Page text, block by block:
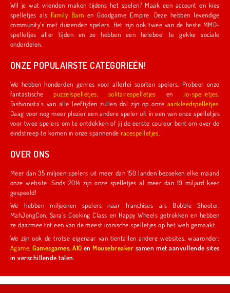
Wil je wat vrienden maken tijdens het spelen? Maak een account en kies
spelletjes als
Family Barn en Goodgame Empire. Deze hebben levendige
community's met duizenden spelers. Het zijn ook twee van de beste MMO-
spelletjes aller tijden en ze hebben een heleboel te gekke sociale
onderdelen.
ONZE POPULAIRSTE CATEGORIEËN!
We hebben honderden genres voor allerlei soorten spelers. Probeer onze
fantastischepuzzelspelletjes solitairespelletjes en .io-spelletjes
Fashionista's van alle leeftijden zullen dol zijn op onze aankleedspelletjes
Daag voor nog meer plezier een andere speler uit in een van onze spelletjes
voor twee spelers om te ontdekken of jij de eerste coureur bent om over de
eindstreep te komen in onze spannenderacespelletjes
OVER ONS
Meer dan 35 miljoen spelers uit meer dan 150 landen bezoeken elke maand
onze website. Sinds 2014 zijn onze spelletjes al meer dan 19 miljard keer
gespeeld!
We hebben miljoenen spelers naar franchises als Bubble Shooter,
MahJongCon, Sara's Cooking Class en Happy Wheels getrokken en hebben
ze daarmee tot een van de meest iconische spelletjes op het web gemaakt.
We zijn ook de trotse eigenaar van tientallen andere websites, waaronder:
Agame ,Gamesgames,A10 enMousebreaker samen met aanvullende sites
in verschillende talen.